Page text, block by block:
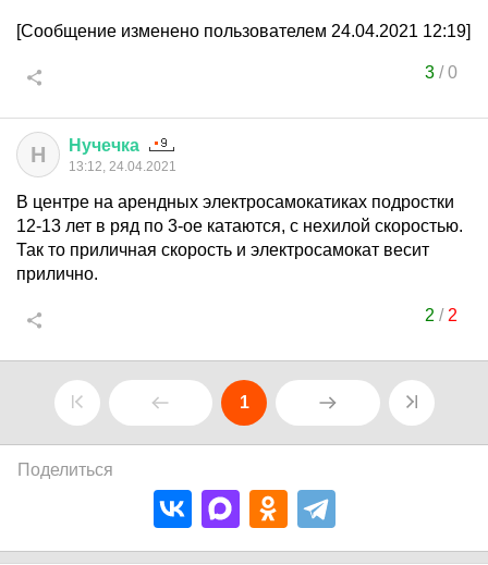
[Сообщение изменено пользователем 24.04.2021 12:19]
3/0
Н Нучечка
13:12, 24.04.2021
В центре на арендных электросамокатиках подростки
12-13 лет в ряд по 3-ое катаются, с нехилой скоростью.
Так то приличная скорость и электросамокат весит
прилично.
2 / 2
1
Поделиться